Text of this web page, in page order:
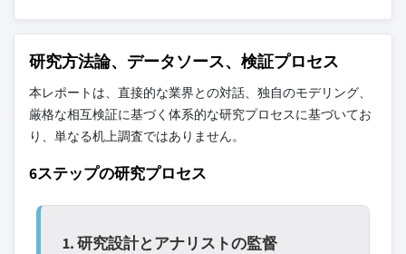
研究方法論、データソース、検証プロセス
本レポートは、直接的な業界との対話、独自のモデリング、
厳格な相互検証に基づく体系的な研究プロセスに基づいてお
り、単なる机上調査ではありません。
6ステップの研究プロセス
1. 研究設計とアナリストの監督